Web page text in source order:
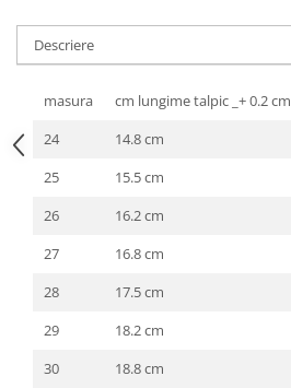
Descriere
masura
cm lungime talpic _+ 0.2 cm
24
14.8 cm
25
15.5 cm
26
16.2 cm
27
16.8 cm
28
17.5 cm
29
18.2 cm
30
18.8 cm